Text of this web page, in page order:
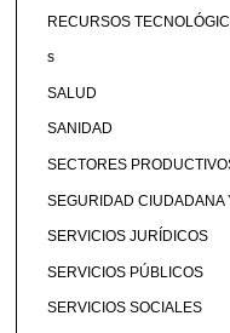
RECURSOS
s
SALUD
SANIDAD
SECTORES
SEGURIDAD CIUDADANA
SERVICIOS JURÍDICOS
SERVICIOS PÚBLICOS
SERVICIOS SOCIALES